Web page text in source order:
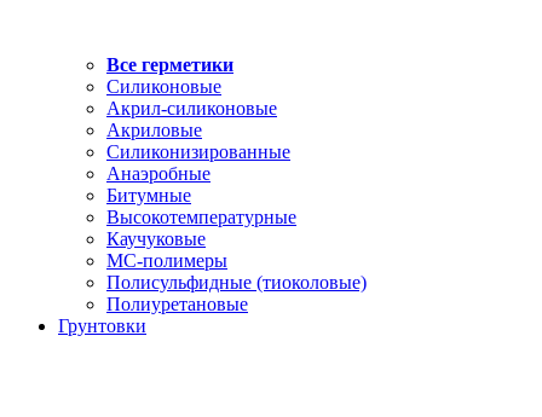
Все герметики
Силиконовые
Акрил-силиконовые
Акриловые
Силиконизированные
Анаэробные
Битумные
Высокотемпературные
Каучуковые
МС-полимеры
Полисульфидные (тиоколовые)
Полиуретановые
Грунтовки